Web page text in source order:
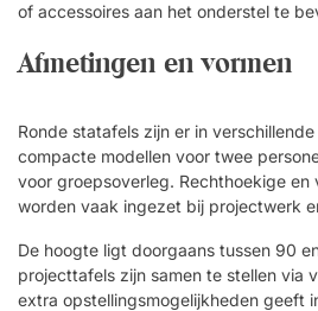
of accessoires aan het onderstel te
Afmetingen en vormen
Ronde statafels zijn er in
compacte modellen voor twee
voor groepsoverleg. Rechthoekige
worden vaak ingezet bij projectwerk
De hoogte ligt doorgaans tussen 90
projecttafels zijn samen te stellen via
extra opstellingsmogelijkheden geeft